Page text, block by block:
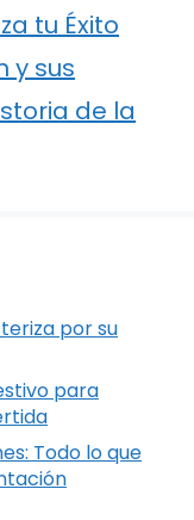
tu Éxito
y sus
de la
por su
para
Todo lo que